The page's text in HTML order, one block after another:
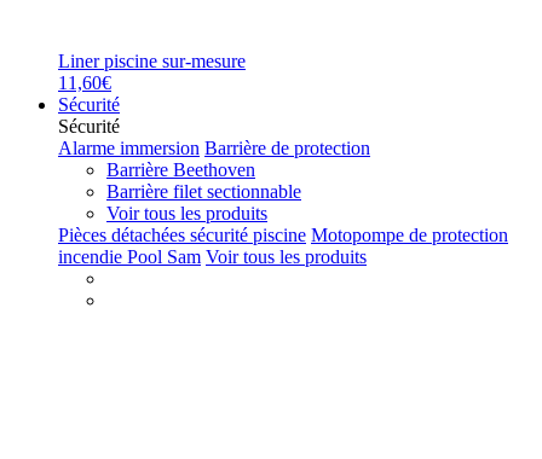
Liner piscine sur-mesure
11,60€
Sécurité
Sécurité
Alarme immersion Barrière de protection
Barrière Beethoven
Barrière filet sectionnable
Voir tous les produits
Pièces détachées sécurité piscine Motopompe de protection
incendie Pool Sam Voir tous les produits